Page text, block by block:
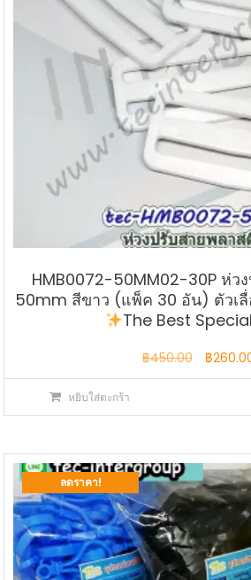
HMB0072-50MM02-30P ห่ว
50mm สีขาว (แพ็ค 30 อัน) ตัวเลื่
The Best
฿450.00
Original
price
฿
หยิบใส่ตะกร้า
ลดราคา!